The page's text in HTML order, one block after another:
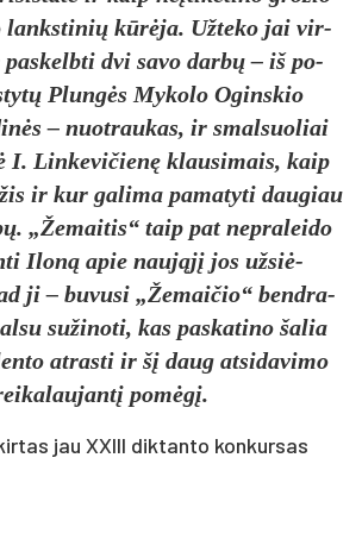
lanks­ti­nių kūrėja. Už­te­ko jai vir­
dvi sa­vo darbų – iš po­
Plungės My­ko­lo Ogins­kio
– nuo­trau­kas, ir smal­suo­liai
I. Lin­ke­vi­čienę klau­si­mais, kaip
ir kur ga­li­ma pa­ma­ty­ti dau­giau
„Že­mai­tis“ taip pat ne­pra­lei­do
Iloną apie naująjį jos už­siė­
ji – bu­vu­si „Že­mai­čio“ bend­ra­
su­ži­no­ti, kas pa­ska­ti­no ša­lia
at­ras­ti ir šį daug at­si­da­vi­mo
po­mėgį.
jau XXIII diktanto konkursas